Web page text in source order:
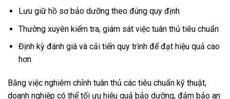
Lưu giữ hồ sơ bảo dưỡng theo đúng quy định
Thường xuyên kiểm tra, giám sát việc tuân thủ tiêu chuẩn
Định kỳ đánh giá và cải tiến quy trình để đạt hiệu quả cao
hơn
Bằng việc nghiêm chỉnh tuân thủ các tiêu chuẩn kỹ thuật,
doanh nghiệp có thể tối ưu hiệu quả bảo dưỡng, đảm bảo an